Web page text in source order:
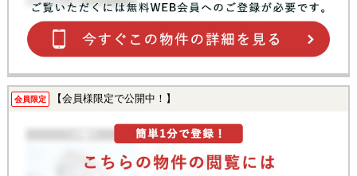
会員限定 【会員様限定で公開中！】